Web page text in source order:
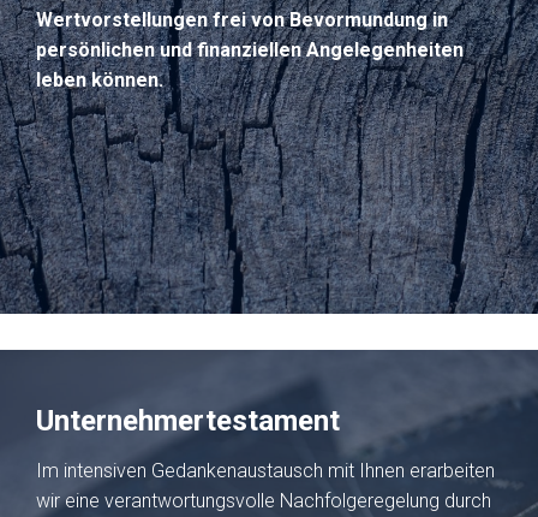
Wertvorstellungen frei von Bevormundung in
persönlichen und finanziellen Angelegenheiten
leben können.
MEHR ERFAHREN
Unternehmertestament
Im intensiven Gedankenaustausch mit Ihnen erarbeiten
wir eine verantwortungsvolle Nachfolgeregelung durch